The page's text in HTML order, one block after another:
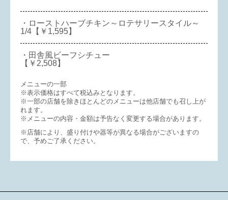
・ローストハーブチキン～ロテサリースタイル～
1/4【￥1,595】
・田舎風ビーフシチュー
【￥2,508】
メニューの一部
※表示価格はすべて税込みとなります。
※一部の店舗を除きほとんどのメニューは他店舗でも召し上が
れます。
※メニューの内容・金額は予告なく変更する場合があります。
※店舗により、盛り付けや器等が異なる場合がございますの
で、予めご了承ください。